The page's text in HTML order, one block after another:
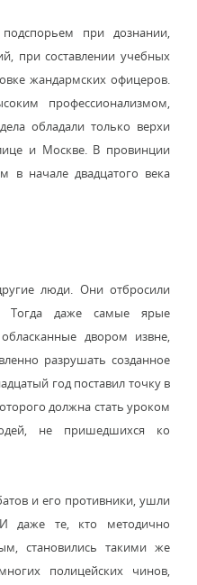
при дознании,
при составлении учебных
жандармских офицеров.
профессионализмом,
обладали только верхи
и Москве. В провинции
в начале двадцатого века
люди. Они отбросили
Тогда даже самые ярые
двором извне,
разрушать созданное
год поставил точку в
должна стать уроком
не пришедшихся ко
и его противники, ушли
даже те, кто методично
становились такими же
полицейских чинов,